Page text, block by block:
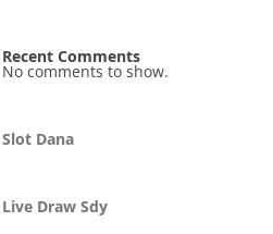
Recent Comments
No comments to show.
Slot Dana
Live Draw Sdy